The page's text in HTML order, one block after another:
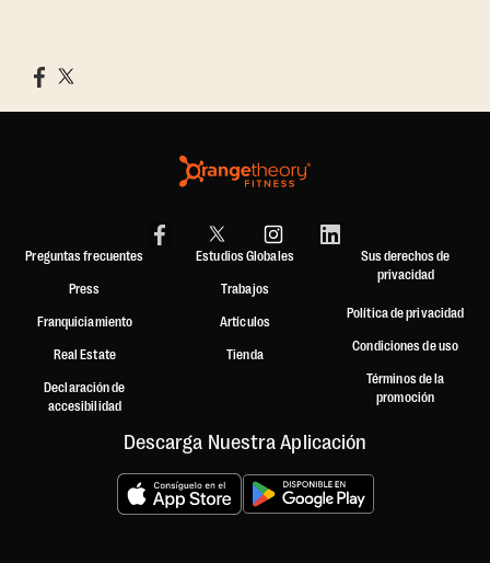
Preguntas frecuentes
Press
Franquiciamiento
Real Estate
Declaración de
accesibilidad
Estudios Globales
Trabajos
Artículos
Tienda
Sus derechos de
privacidad
Política de privacidad
Condiciones de uso
Términos de la
promoción
Descarga Nuestra Aplicación